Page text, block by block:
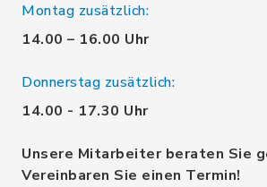
Montag zusätzlich:
14.00 – 16.00 Uhr
Donnerstag zusätzlich:
14.00 - 17.30 Uhr
Unsere Mitarbeiter beraten Sie
Vereinbaren Sie einen Termin!